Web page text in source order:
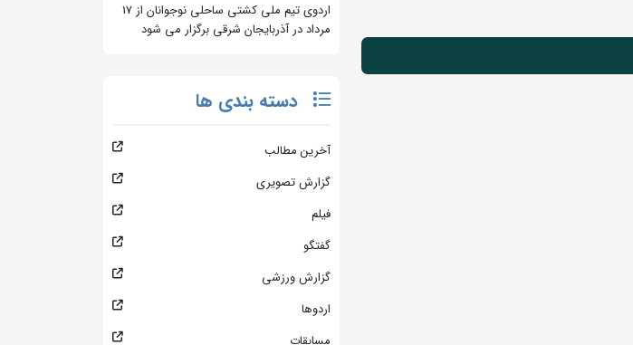
اردوی تیم ملی کشتی ساحلی نوجوانان از 17
مرداد در آذربایجان شرقی برگزار می شود
دسته بندی ها
آخرین مطالب
گزارش تصویری
فیلم
گفتگو
گزارش ورزشی
اردوها
مسابقات